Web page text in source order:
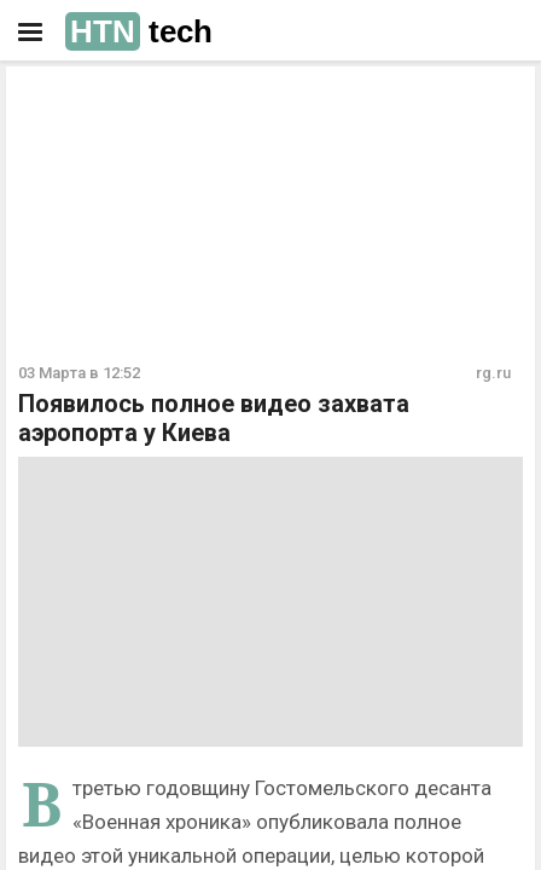
HTN tech
03 Марта в 12:52 rg.ru
Появилось полное видео захвата
аэропорта у Киева
В третью годовщину Гостомельского десанта
«Военная хроника» опубликовала полное
видео этой уникальной операции, целью которой